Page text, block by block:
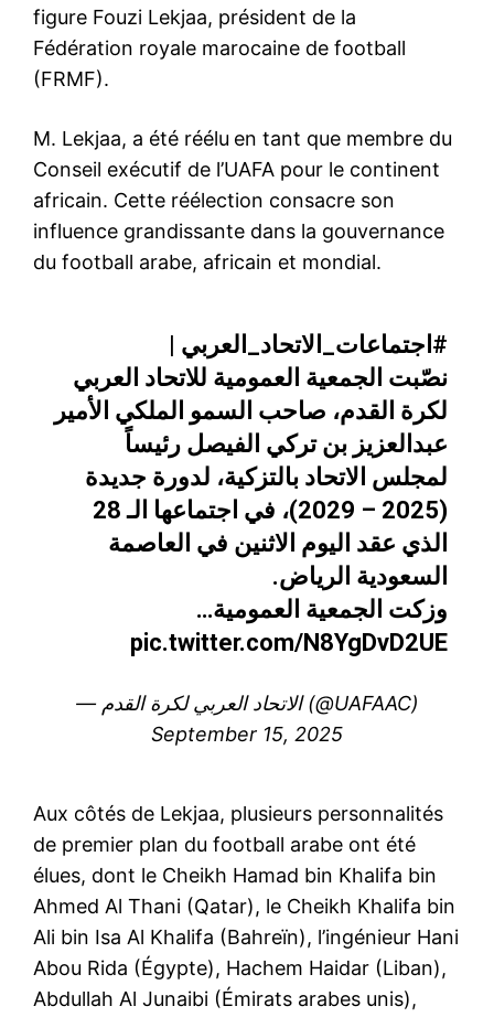
figure Fouzi Lekjaa, président de la
Fédération royale marocaine de football
(FRMF).
M. Lekjaa, a été réélu en tant que membre du
Conseil exécutif de l’UAFA pour le continent
africain. Cette réélection consacre son
influence grandissante dans la gouvernance
du football arabe, africain et mondial.
#اجتماعات_الاتحاد_العربي |
نصّبت الجمعية العمومية للاتحاد العربي
لكرة القدم، صاحب السمو الملكي الأمير
عبدالعزيز بن تركي الفيصل رئيساً
لمجلس الاتحاد بالتزكية، لدورة جديدة
(2025 – 2029)، في اجتماعها الـ 28
الذي عقد اليوم الاثنين في العاصمة
السعودية الرياض.
وزكت الجمعية العمومية…
pic.twitter.com/N8YgDvD2UE
— الاتحاد العربي لكرة القدم (@UAFAAC)
September 15, 2025
Aux côtés de Lekjaa, plusieurs personnalités
de premier plan du football arabe ont été
élues, dont le Cheikh Hamad bin Khalifa bin
Ahmed Al Thani (Qatar), le Cheikh Khalifa bin
Ali bin Isa Al Khalifa (Bahreïn), l’ingénieur Hani
Abou Rida (Égypte), Hachem Haidar (Liban),
Abdullah Al Junaibi (Émirats arabes unis),